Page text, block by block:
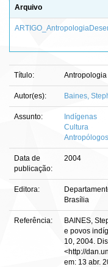
Arquivo
Título:
Autor(es): Baines,
Assunto:
Indígenas
Cultura
Antropólogos
Data de
publicação:
2004
Editora:
Brasília
Referência:
BAINES,
e povos
10, 2004.
<http://
em: 13 abr.